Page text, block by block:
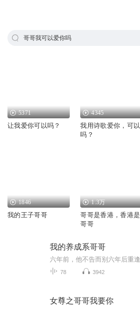
哥哥我可以爱你吗
5371
让我爱你可以吗？
4345
我用诗歌爱你，可以
吗？
1846
我的王子哥哥
1.3万
哥哥是香港，香港是
哥哥
我的养成系哥哥
78 3942
女尊之哥哥我要你